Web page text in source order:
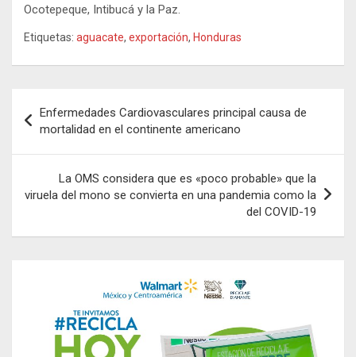
Ocotepeque, Intibucá y la Paz.
Etiquetas: aguacate, exportación, Honduras
de
entradas
Enfermedades Cardiovasculares principal causa de
mortalidad en el continente americano
La OMS considera que es «poco probable» que la
viruela del mono se convierta en una pandemia como la
del COVID-19